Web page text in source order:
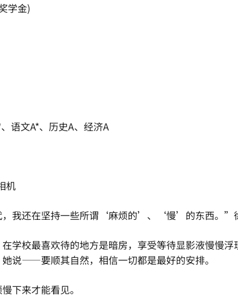
学金)
语文A*、历史A、经济A
机
，我还在坚持一些所谓‘麻烦的’、‘慢’的东西。”
学校最喜欢待的地方是暗房，享受等待显影液慢慢
说——要顺其自然，相信一切都是最好的安排。
下来才能看见。